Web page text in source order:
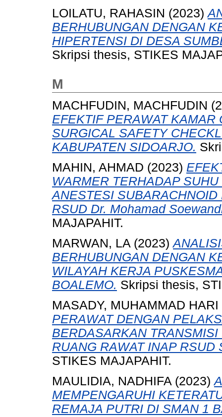
LOILATU, RAHASIN (2023)
BERHUBUNGAN DENGAN
HIPERTENSI DI DESA
Skripsi thesis, STIKES
M
MACHFUDIN, MACHFUDIN
EFEKTIF PERAWAT
SURGICAL SAFETY
KABUPATEN SIDOARJO.
MAHIN, AHMAD (2023)
WARMER TERHADAP
ANESTESI
RSUD Dr. Mohamad
MAJAPAHIT.
MARWAN, LA (2023)
BERHUBUNGAN DENGAN
WILAYAH KERJA
BOALEMO. Skripsi thesis,
MASADY, MUHAMMAD HARI
PERAWAT DENGAN
BERDASARKAN
RUANG RAWAT INAP RSUD
STIKES MAJAPAHIT.
MAULIDIA, NADHIFA (2023)
MEMPENGARUHI
REMAJA PUTRI DI SMAN 1